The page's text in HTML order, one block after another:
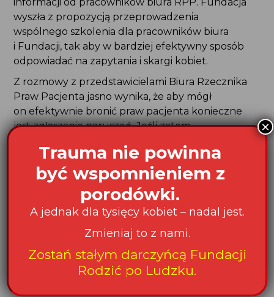
wyszła z propozycją przeprowadzenia
wspólnego szkolenia dla pracowników biura
i Fundacji, tak aby w bardziej efektywny sposób
odpowiadać na zapytania i skargi kobiet.
Z rozmowy z przedstawicielami Biura Rzecznika
Praw Pacjenta jasno wynika, że aby mógł
on efektywnie bronić praw pacjenta konieczne
jest zgłaszanie naruszeń. Jeśli zatem
pobytu w szpitalu skorzystaj ze wzoru skargi
do Rzecznika Praw Pacjenta dostępnego
na naszej stronie internetowej i zgłoś
W spotkaniu uczestniczyli:
ze strony Biura Rzecznika Praw Pacjenta
– Marzanna Bieńkowska za-ca Dyrektora DDK
Trauma nie powinna
być wspomnieniem z
porodówki.
A jednak dla tysięcy kobiet – nadal jest.
Zmieniaj to z nami.
Zostań stałym darczyńcą Fundacji
Rodzić po Ludzku.
×